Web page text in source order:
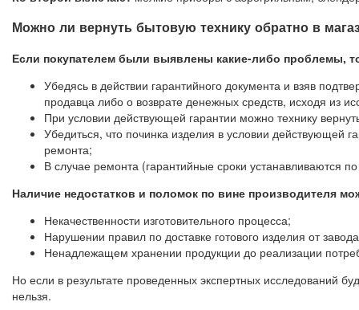
Можно ли вернуть бытовую технику обратно в
Если покупателем были выявлены какие-либо проблемы,
Убедясь в действии гарантийного документа и взяв
продавца либо о возврате денежных средств, исходя из
При условии действующей гарантии можно технику
Убедиться, что починка изделия в условии действующей
ремонта;
В случае ремонта (гарантийные сроки устанавливаются
Наличие недостатков и поломок по вине производителя
Некачественности изготовительного процесса;
Нарушении правил по доставке готового изделия от
Ненадлежащем хранении продукции до реализации
Но если в результате проведенных экспертных исследований
нельзя.